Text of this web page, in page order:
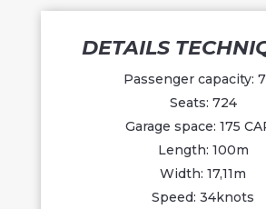
DETAILS
Passenger capacity:
Seats: 724
Garage space: 175
Length: 100m
Width: 17,11m
Speed: 34knots